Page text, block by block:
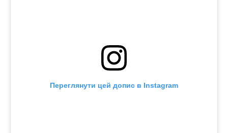
Переглянути цей допис в Instagram